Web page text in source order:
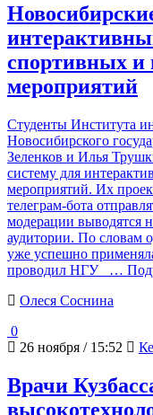
спортивных и
мероприятий
Студенты Института
Новосибирского
Зеленков и Илья
систему для
мероприятий. Их
телеграм-бота
модерации выводятся
аудитории. По словам
уже успешно
проводил НГУ
…
Олеся Соснина
0
26 ноября / 15:52
Врачи